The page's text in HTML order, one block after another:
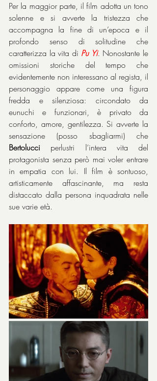
Per la maggior parte, il film adotta un tono
solenne e si avverte la tristezza che
accompagna la fine di un’epoca e il
profondo senso di solitudine che
caratterizza la vita di Pu Yi. Nonostante le
omissioni storiche del tempo che
evidentemente non interessano al regista, il
personaggio appare come una figura
fredda e silenziosa: circondato da
eunuchi e funzionari, è privato da
conforto, amore, gentilezza. Si avverte la
Bertolucci perlustri l’intera vita del
protagonista senza però mai voler entrare
in empatia con lui. Il film è sontuoso,
artisticamente affascinante, ma resta
distaccato dalla persona inquadrata nelle
sue varie età.